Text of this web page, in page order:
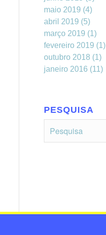
maio 2019 (4)
abril 2019 (5)
março 2019 (1)
fevereiro 2019 (1)
outubro 2018 (1)
janeiro 2016 (11)
PESQUISA